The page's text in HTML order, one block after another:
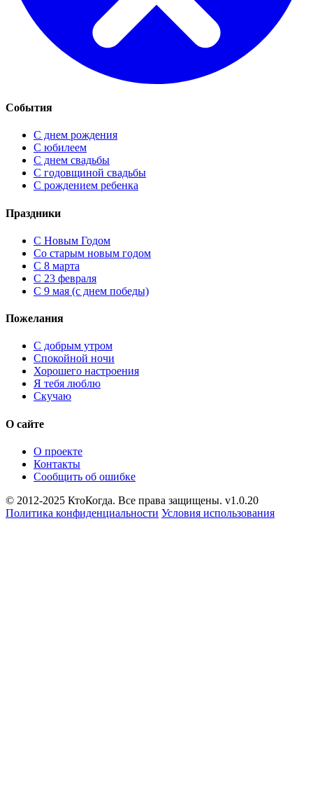
События
С днем рождения
С юбилеем
С днем свадьбы
С годовщиной свадьбы
С рождением ребенка
Праздники
C Новым Годом
Cо старым новым годом
С 8 марта
С 23 февраля
С 9 мая (с днем победы)
Пожелания
С добрым утром
Спокойной ночи
Хорошего настроения
Я тебя люблю
Скучаю
О сайте
О проекте
Контакты
Сообщить об ошибке
© 2012-2025 КтоКогда. Все права защищены. v1.0.20
Политика конфиденциальности Условия использования